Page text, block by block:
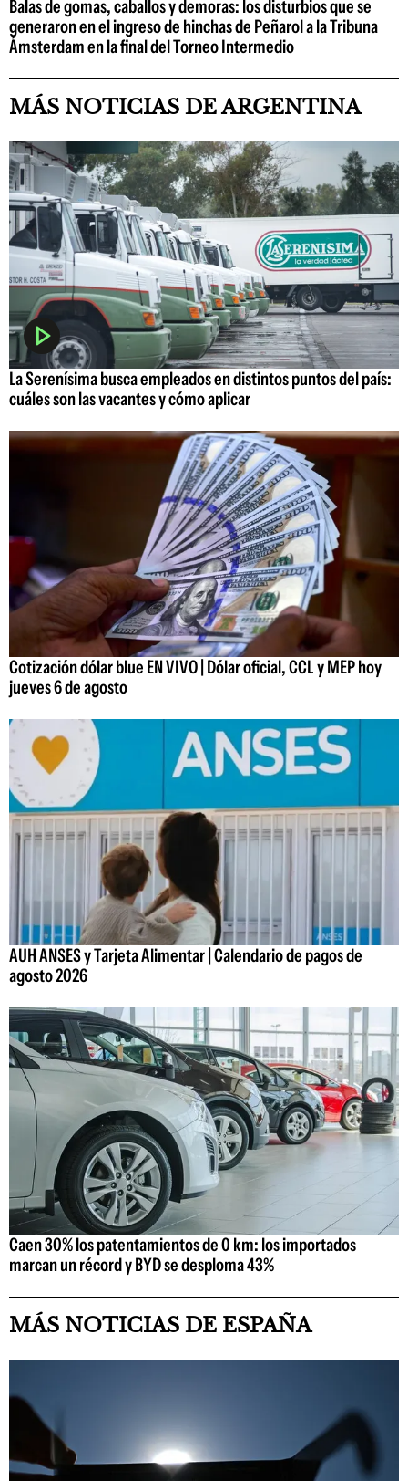
Balas de gomas, caballos y demoras: los disturbios que se
generaron en el ingreso de hinchas de Peñarol a la Tribuna
Ámsterdam en la final del Torneo Intermedio
MÁS NOTICIAS DE ARGENTINA
La Serenísima busca empleados en distintos puntos del país:
cuáles son las vacantes y cómo aplicar
Cotización dólar blue EN VIVO | Dólar oficial, CCL y MEP hoy
jueves 6 de agosto
AUH ANSES y Tarjeta Alimentar | Calendario de pagos de
agosto 2026
Caen 30% los patentamientos de 0 km: los importados
marcan un récord y BYD se desploma 43%
MÁS NOTICIAS DE ESPAÑA